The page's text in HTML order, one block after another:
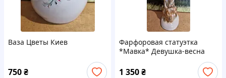
Ваза Цветы Киев
750₴
Фарфоровая статуэтка
*Мавка* Девушка-весна
1 350₴